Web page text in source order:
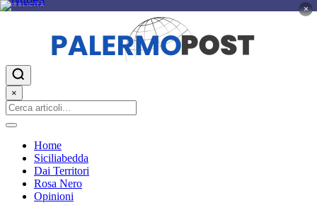
PUBBLICITÀ ×
×
Home
Siciliabedda
Dai Territori
Rosa Nero
Opinioni